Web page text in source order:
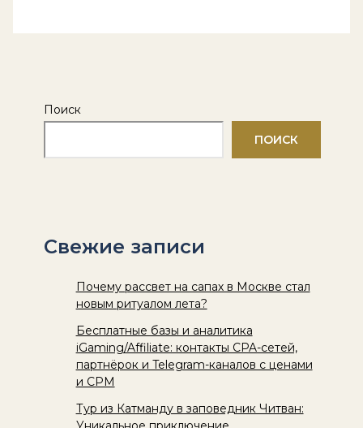
Поиск
ПОИСК
Свежие записи
Почему рассвет на сапах в Москве стал
новым ритуалом лета?
Бесплатные базы и аналитика
iGaming/Affiliate: контакты CPA-сетей,
партнёрок и Telegram-каналов с ценами
и CPM
Тур из Катманду в заповедник Читван: